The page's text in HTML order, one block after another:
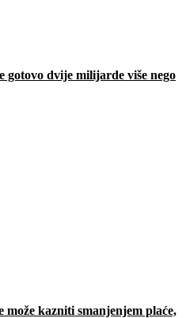
dvije milijarde više nego
kazniti smanjenjem plaće,